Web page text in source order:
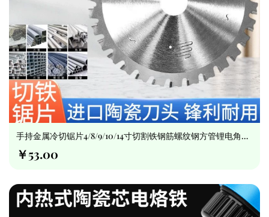
手持金属冷切锯片4/8/9/10/14寸切割铁钢筋螺纹钢方管锂电角磨
机￥53.00